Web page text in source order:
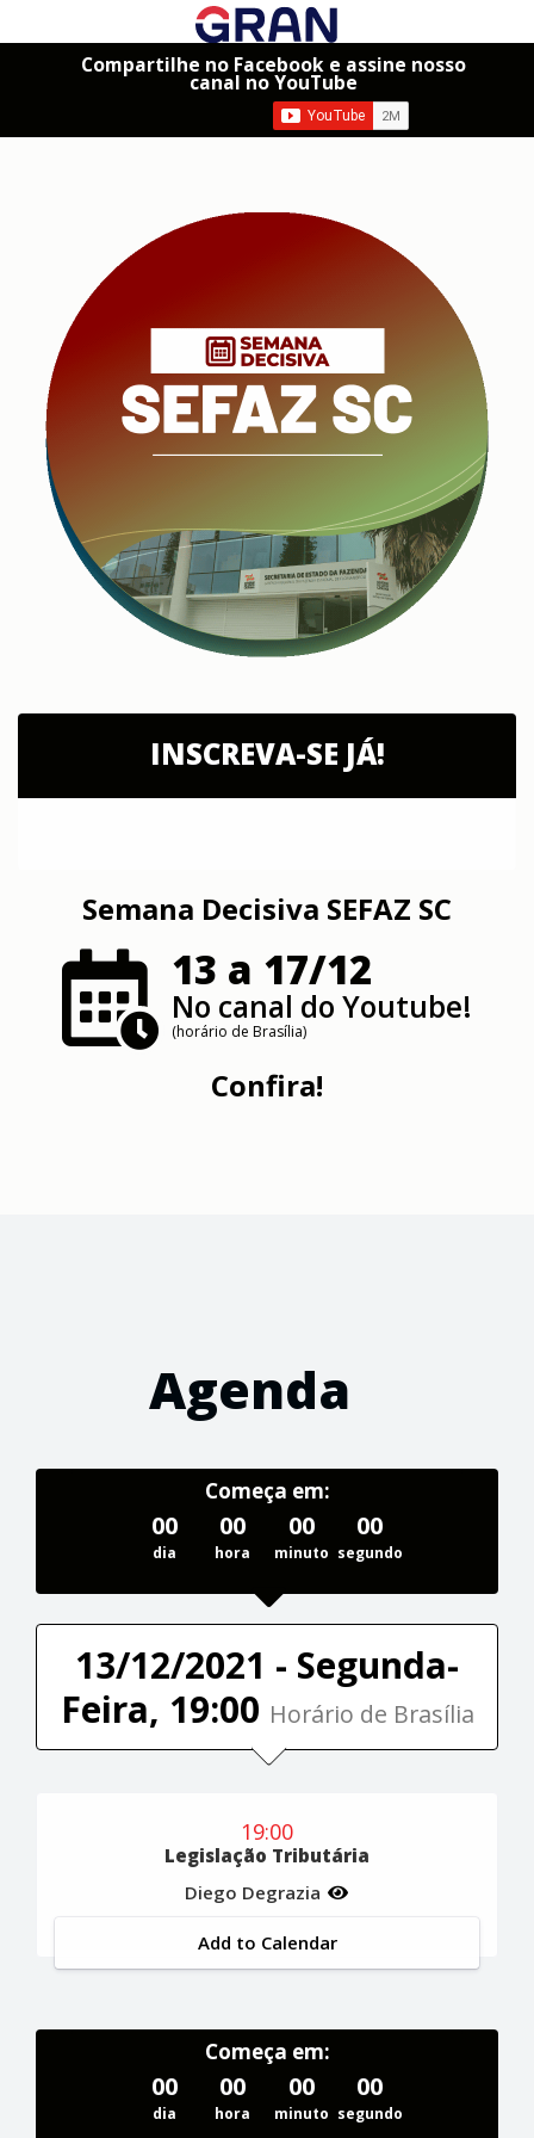
Compartilhe no Facebook e assine nosso
canal no YouTube
INSCREVA-SE JÁ!
Semana Decisiva SEFAZ SC
13 a 17/12
No canal do Youtube!
(horário de Brasília)
Confira!
Agenda
Começa em:
00
dia
00
hora
00
minuto
00
segundo
13/12/2021 - Segunda-
Feira, 19:00 Horário de Brasília
19:00
Legislação Tributária
Diego Degrazia
Add to Calendar
Começa em:
00
dia
00
hora
00
minuto
00
segundo